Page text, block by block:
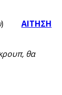
) ΑΙΤΗΣΗ
θα